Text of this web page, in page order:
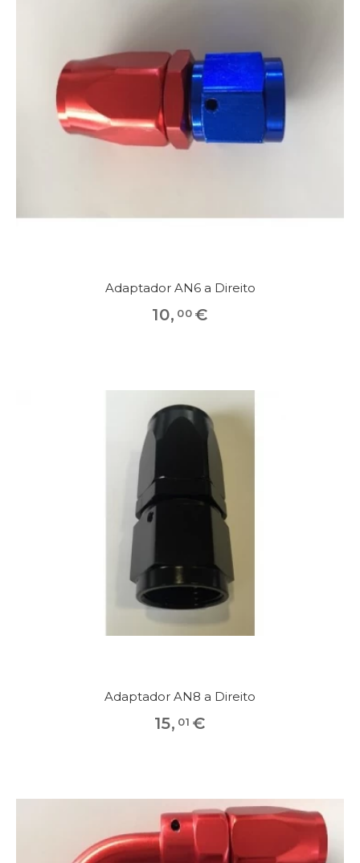
Adaptador AN6 a Direito
10, 00 €
Adaptador AN8 a Direito
15, 01 €